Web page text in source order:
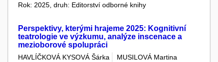
Rok: 2025, druh: Editorství odborné knihy
Perspektivy, kterými hrajeme 2025: Kognitivní
teatrologie ve výzkumu, analýze inscenace a
mezioborové spolupráci
HAVLÍČKOVÁ KYSOVÁ Šárka
MUSILOVÁ Martina